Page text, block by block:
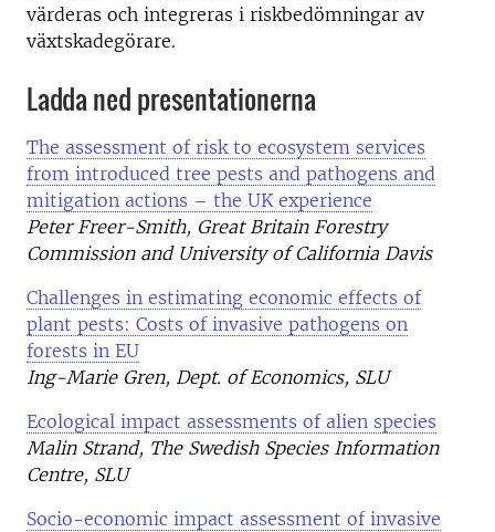
värderas och integreras i riskbedömningar av
växtskadegörare.
Ladda ned presentationerna
The assessment of risk to ecosystem services
from introduced tree pests and pathogens and
mitigation actions – the UK experience
Peter Freer-Smith, Great Britain Forestry
Commission and University of California Davis
Challenges in estimating economic effects of
plant pests: Costs of invasive pathogens on
forests in EU
Ing-Marie Gren, Dept. of Economics, SLU
Ecological impact assessments of alien species
Malin Strand, The Swedish Species Information
Centre, SLU
Socio-economic impact assessment of invasive